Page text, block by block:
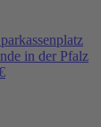
in der Pfalz